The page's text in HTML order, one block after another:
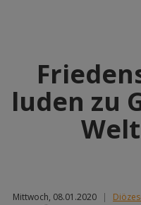
luden zu
Mittwoch, 08.01.2020 |